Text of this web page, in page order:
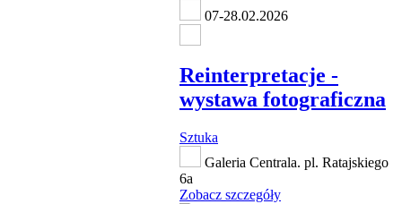
07-28.02.2026
Reinterpretacje -
wystawa fotograficzna
Sztuka
Galeria Centrala. pl. Ratajskiego
6a
Zobacz szczegóły